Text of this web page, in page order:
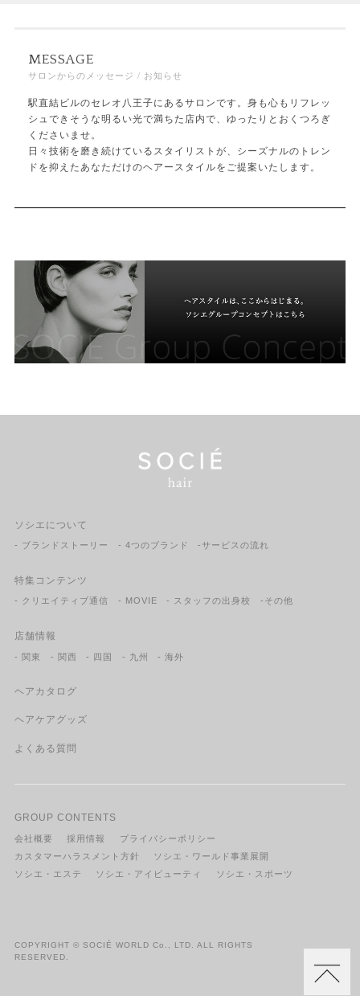
MESSAGE
サロンからのメッセージ / お知らせ
駅直結ビルのセレオ八王子にあるサロンです。身も心もリフレッ
シュできそうな明るい光で満ちた店内で、ゆったりとおくつろぎ
くださいませ。
日々技術を磨き続けているスタイリストが、シーズナルのトレン
ドを抑えたあなただけのヘアースタイルをご提案いたします。
ソシエについて
- ブランドストーリー - 4つのブランド -サービスの流れ
特集コンテンツ
- クリエイティブ通信 - MOVIE - スタッフの出身校 -その他
店舗情報
- 関東 - 関西 - 四国 - 九州 - 海外
ヘアカタログ
ヘアケアグッズ
よくある質問
GROUP CONTENTS
会社概要 採用情報
プライバシーポリシー
カスタマーハラスメント方針
ソシエ・ワールド事業展開
ソシエ・エステ
ソシエ・アイビューティ ソシエ・スポーツ
COPYRIGHT © SOCIÉ WORLD Co., LTD. ALL RIGHTS
RESERVED.